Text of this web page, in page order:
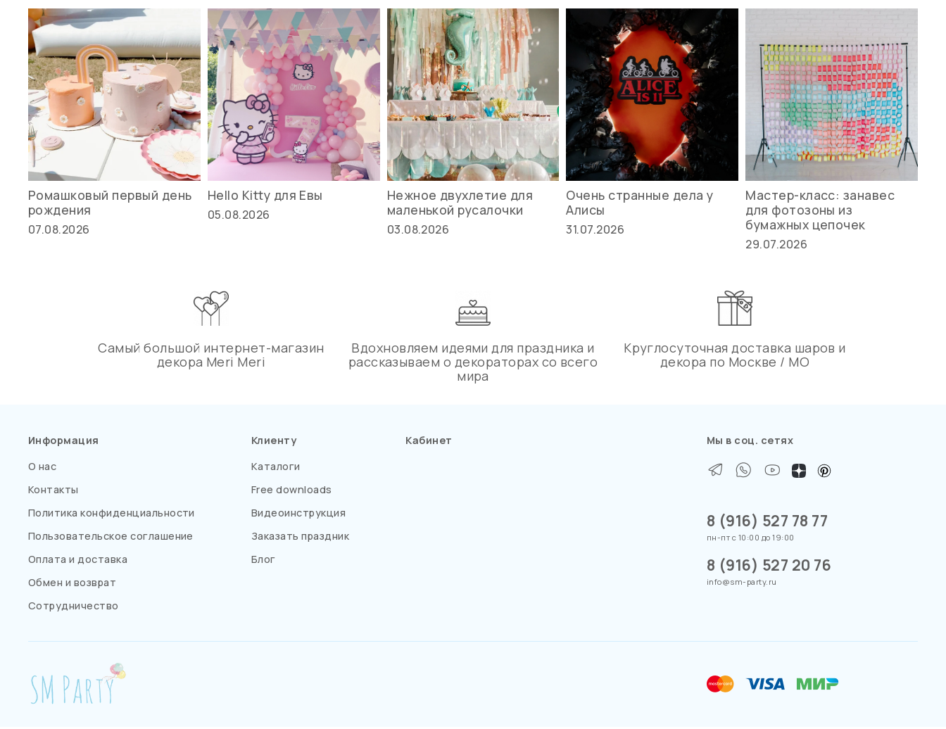
Ромашковый первый день
рождения
07.08.2026
Hello Kitty для Евы
05.08.2026
Нежное двухлетие для
маленькой русалочки
03.08.2026
Очень странные дела у
Алисы
31.07.2026
Мастер-класс: занавес
для фотозоны из
бумажных цепочек
29.07.2026
Самый большой интернет-магазин
декора Meri Meri
Вдохновляем идеями для праздника и
рассказываем о декораторах со всего
мира
Круглосуточная доставка шаров и
декора по Москве / МО
Информация
О нас
Контакты
Политика конфиденциальности
Пользовательское соглашение
Оплата и доставка
Обмен и возврат
Сотрудничество
Клиенту
Каталоги
Free downloads
Видеоинструкция
Заказать праздник
Блог
Кабинет Мы в соц. сетях
8 (916) 527 78 77
пн-пт с 10:00 до 19:00
8 (916) 527 20 76
info@sm-party.ru